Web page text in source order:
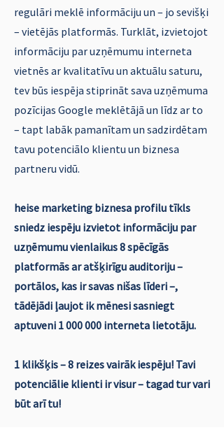
regulāri meklē informāciju un – jo sevišķi
– vietējās platformās. Turklāt, izvietojot
informāciju par uzņēmumu interneta
vietnēs ar kvalitatīvu un aktuālu saturu,
tev būs iespēja stiprināt sava uzņēmuma
pozīcijas Google meklētājā un līdz ar to
– tapt labāk pamanītam un sadzirdētam
tavu potenciālo klientu un biznesa
partneru vidū.
heise marketing biznesa profilu tīkls
sniedz iespēju izvietot informāciju par
uzņēmumu vienlaikus 8 spēcīgās
platformās ar atšķirīgu auditoriju –
portālos, kas ir savas nišas līderi –,
tādējādi ļaujot ik mēnesi sasniegt
aptuveni 1 000 000 interneta lietotāju.
1 klikšķis – 8 reizes vairāk iespēju! Tavi
potenciālie klienti ir visur – tagad tur vari
būt arī tu!